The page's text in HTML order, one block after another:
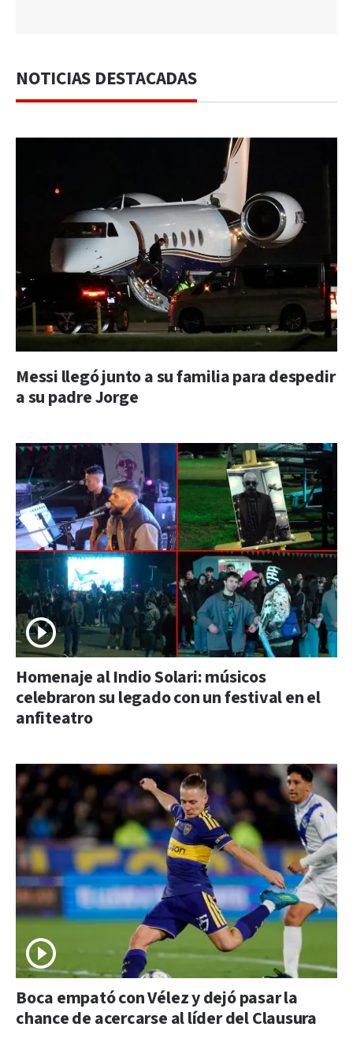
NOTICIAS DESTACADAS
Messi llegó junto a su familia para despedir
a su padre Jorge
Homenaje al Indio Solari: músicos
celebraron su legado con un festival en el
anfiteatro
Boca empató con Vélez y dejó pasar la
chance de acercarse al líder del Clausura